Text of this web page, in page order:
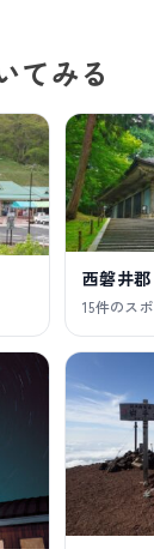
てみる
西磐井郡
15件のス